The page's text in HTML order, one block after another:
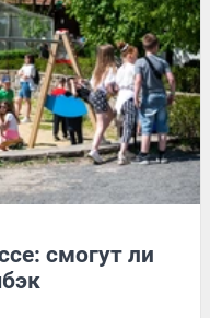
смогут ли